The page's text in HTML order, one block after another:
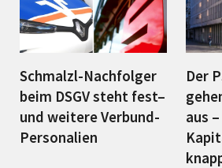
Schmalzl-Nachfolger
beim DSGV steht fest–
und weitere Verbund-
Personalien
Der
aus